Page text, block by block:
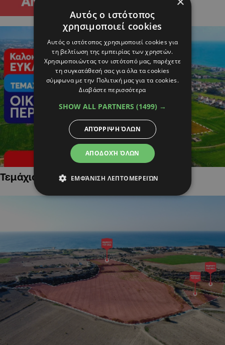
Τεμάχια Γης σε Οικιστικές Περιοχές
Αυτός ο ιστότοπος
χρησιμοποιεί cookies
Αυτός ο ιστότοπος χρησιμοποιεί cookies για
τη βελτίωση της εμπειρίας των χρηστών.
Χρησιμοποιώντας τον ιστότοπό μας, παρέχετε
τη συγκατάθεσή σας για όλα τα cookies
σύμφωνα με την Πολιτική μας για τα cookies.
Διαβάστε περισσότερα
SHOW ALL PARTNERS (1499) →
ΑΠΟΔΟΧΉ ΌΛΩΝ
ΑΠΌΡΡΙΨΗ ΌΛΩΝ
ΕΜΦΆΝΙΣΗ ΛΕΠΤΟΜΕΡΕΙΏΝ